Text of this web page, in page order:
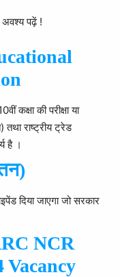
पढ़ें !
कक्षा की परीक्षा या
तथा राष्ट्रीय ट्रेड
है ।
दिया जाएगा जो सरकार
NCR
Vacancy